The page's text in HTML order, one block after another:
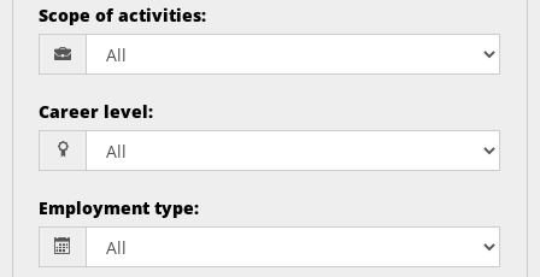
Scope of activities:
Career level:
Employment type: